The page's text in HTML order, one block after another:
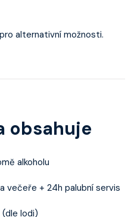
alternativní možnosti.
obsahuje
alkoholu
večeře + 24h palubní servis
lodi)